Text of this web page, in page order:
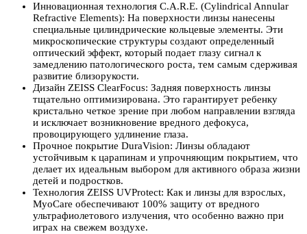
Инновационная технология C.A.R.E. (Cylindrical Annular
Refractive Elements): На поверхности линзы нанесены
специальные цилиндрические кольцевые элементы. Эти
микроскопические структуры создают определенный
оптический эффект, который подает глазу сигнал к
замедлению патологического роста, тем самым сдерживая
развитие близорукости.
Дизайн ZEISS ClearFocus: Задняя поверхность линзы
тщательно оптимизирована. Это гарантирует ребенку
кристально четкое зрение при любом направлении взгляда
и исключает возникновение вредного дефокуса,
провоцирующего удлинение глаза.
Прочное покрытие DuraVision: Линзы обладают
устойчивым к царапинам и упрочняющим покрытием, что
делает их идеальным выбором для активного образа жизни
детей и подростков.
Технология ZEISS UVProtect: Как и линзы для взрослых,
MyoCare обеспечивают 100% защиту от вредного
ультрафиолетового излучения, что особенно важно при
играх на свежем воздухе.